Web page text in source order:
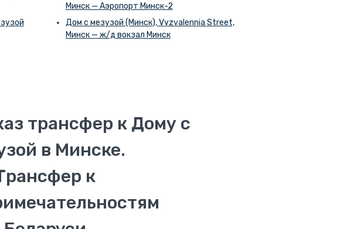
Минск — Аэропорт Минск-2
Дом с мезузой (Минск), Vyzvalennia Street,
Минск — ж/д вокзал Минск
трансфер к Дому с
в Минске.
к